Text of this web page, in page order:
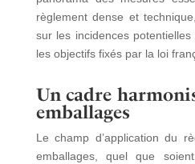
règlement dense et
sur les incidences
les objectifs fixés par la loi
Un cadre
emballages
Le champ d’application du
emballages, quel que